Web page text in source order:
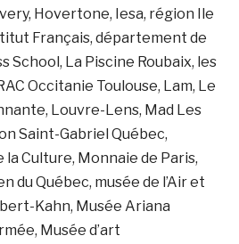
Hovertone, Iesa, région Ile
Français, département de
School, La Piscine Roubaix, les
Occitanie Toulouse, Lam, Le
Louvre-Lens, Mad Les
Saint-Gabriel Québec,
la Culture, Monnaie de Paris,
du Québec, musée de l’Air et
Kahn, Musée Ariana
Musée d’art